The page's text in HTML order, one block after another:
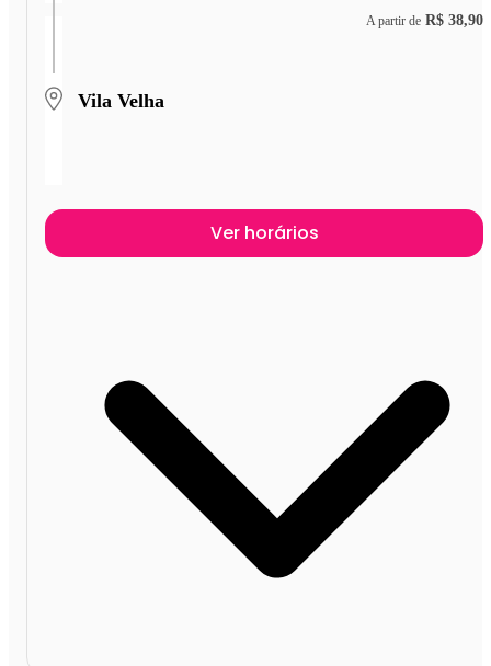
Vila Velha
A partir de R$ 38,90
Ver horários